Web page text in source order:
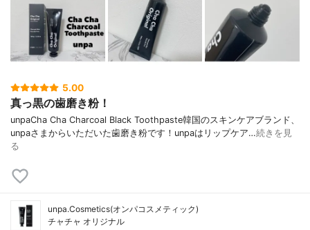
5.00
真っ黒の歯磨き粉！
unpaCha Cha Charcoal Black Toothpaste韓国のスキンケアブランド、
unpaさまからいただいた歯磨き粉です！unpaはリップケア…続きを見
る
unpa.Cosmetics(オンパコスメティック)
チャチャ オリジナル